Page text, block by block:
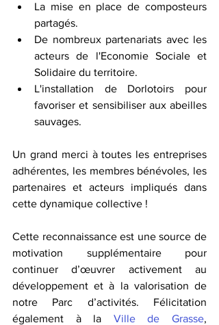
La mise en place de composteurs
partagés.
De nombreux partenariats avec les
acteurs de l'Economie Sociale et
Solidaire du territoire.
L'installation de Dorlotoirs pour
favoriser et sensibiliser aux abeilles
sauvages.
Un grand merci à toutes les entreprises
adhérentes, les membres bénévoles, les
partenaires et acteurs impliqués dans
cette dynamique collective !
Cette reconnaissance est une source de
motivation supplémentaire pour
continuer d’œuvrer activement au
développement et à la valorisation de
notre Parc d’activités. Félicitation
également à la Ville de Grasse,